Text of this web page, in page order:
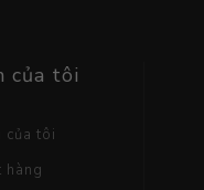
của tôi
của tôi
hàng